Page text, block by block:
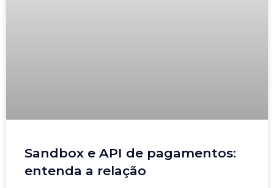
Sandbox e API de pagamentos:
entenda a relação